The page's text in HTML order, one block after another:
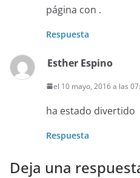
página con .
Respuesta
Esther Espino
el 10 mayo, 2016 a las
ha estado divertido
Respuesta
Deja una